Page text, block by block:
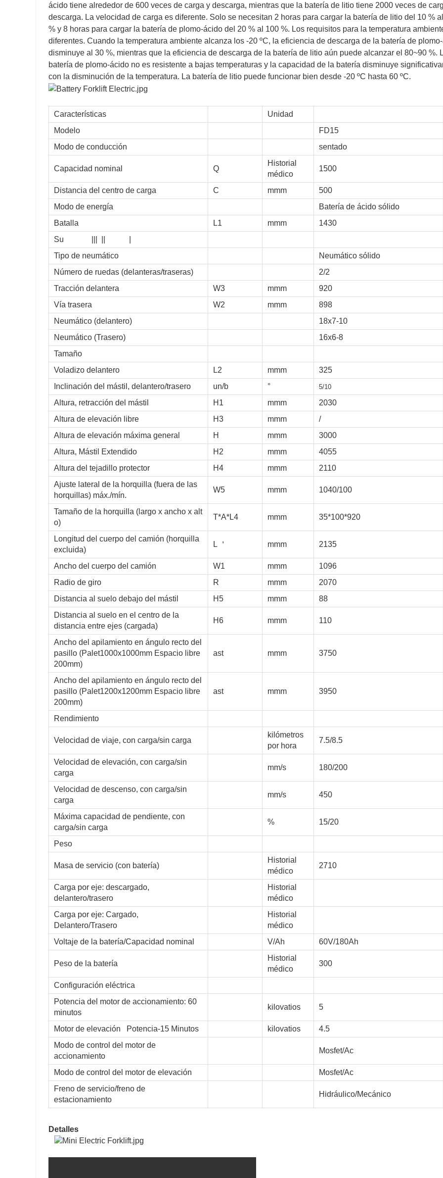
ácido tiene alrededor de 600 veces de carga y descarga, mientras que la batería de litio tiene 2000 veces de
descarga. La velocidad de carga es diferente. Solo se necesitan 2 horas para cargar la batería de litio del 10 %
% y 8 horas para cargar la batería de plomo-ácido del 20 % al 100 %. Los requisitos para la temperatura
diferentes. Cuando la temperatura ambiente alcanza los -20 ºC, la eficiencia de descarga de la batería de
disminuye al 30 %, mientras que la eficiencia de descarga de la batería de litio aún puede alcanzar el 80~90 %.
batería de plomo-ácido no es resistente a bajas temperaturas y la capacidad de la batería disminuye
con la disminución de la temperatura. La batería de litio puede funcionar bien desde -20 ºC hasta 60 ºC.
Características
Unidad
Modelo
FD15
Modo de conducción
sentado
Capacidad nominal Q
Historial
médico
1500
Distancia del centro de carga C mmm
500
Modo de energía
Batería de ácido sólido
Batalla
L1 mmm
1430
Su
Tipo de neumático
Neumático sólido
Número de ruedas (delanteras/traseras)
2/2
Tracción delantera
W3 mmm
920
Vía trasera
W2 mmm
898
Neumático (delantero)
18x7-10
Neumático (Trasero)
16x6-8
Tamaño
Voladizo delantero
L2 mmm
325
Inclinación del mástil, delantero/trasero
un/b ° 5/10
Altura, retracción del mástil H1 mmm
2030
Altura de elevación libre
H3 mmm
/
Altura de elevación máxima general
H mmm
3000
Altura, Mástil Extendido
H2 mmm
4055
Altura del tejadillo protector
H4 mmm
2110
Ajuste lateral de la horquilla (fuera de las
horquillas) máx./mín.
W5 mmm 1040/100
Tamaño de la horquilla (largo x ancho x alt
o)
T*A*L4 mmm 35*100*920
Longitud del cuerpo del camión (horquilla
excluida)
L ＇ mmm 2135
Ancho del cuerpo del camión W1 mmm
1096
Radio de giro
R mmm
2070
Distancia al suelo debajo del mástil
H5 mmm
88
Distancia al suelo en el centro de la
distancia entre ejes (cargada)
H6 mmm 110
Ancho del apilamiento en ángulo recto del
pasillo (Palet1000x1000mm Espacio libre
200mm)
ast mmm 3750
Ancho del apilamiento en ángulo recto del
pasillo (Palet1200x1200mm Espacio libre
200mm)
ast mmm 3950
Rendimiento
Velocidad de viaje, con carga/sin carga
kilómetros
por hora
7.5/8.5
Velocidad de elevación, con carga/sin
carga
mm/s 180/200
Velocidad de descenso, con carga/sin
carga
mm/s 450
Máxima capacidad de pendiente, con
carga/sin carga
% 15/20
Peso
Masa de servicio (con batería)
Historial
médico
2710
Carga por eje: descargado,
delantero/trasero
Historial
médico
Carga por eje: Cargado,
Delantero/Trasero
Historial
médico
Voltaje de la batería/Capacidad nominal
V/Ah 60V/180Ah
Peso de la batería
Historial
médico
300
Configuración eléctrica
Potencia del motor de accionamiento: 60
minutos
kilovatios 5
Motor de elevación Potencia-15 Minutos kilovatios
4.5
Modo de control del motor de
accionamiento
Mosfet/Ac
Modo de control del motor de elevación
Mosfet/Ac
Freno de servicio/freno de
estacionamiento
Hidráulico/Mecánico
Detalles